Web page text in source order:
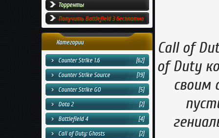
Торренты
Получить Battlefield 3 бесплатно
Категории
Counter Strike 1.6
[62]
Counter Strike Source
[19]
Counter Strike GO
[5]
Dota 2
[2]
Battlefield 4
[4]
Call of Duty: Ghosts
[2]
Call of
of Duty
своим